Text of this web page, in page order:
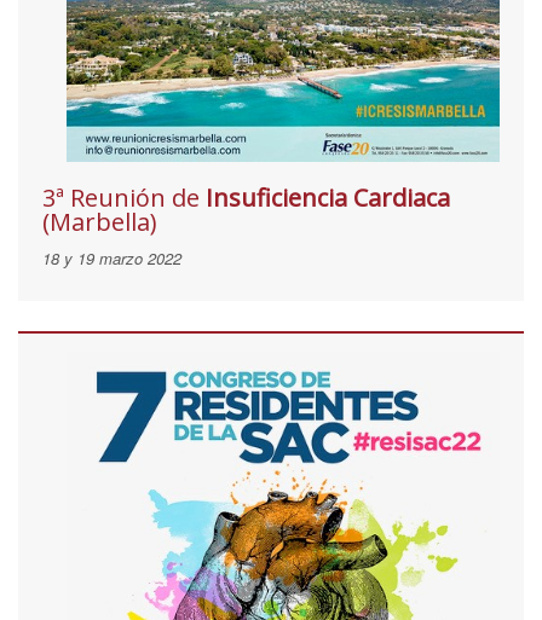
3ª Reunión de Insuficiencia Cardiaca
(Marbella)
18 y 19 marzo 2022